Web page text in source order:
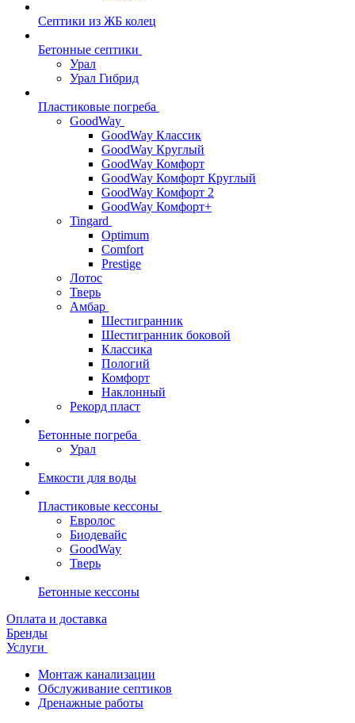
Септики из ЖБ колец
Бетонные септики
Урал
Урал Гибрид
Пластиковые погреба
GoodWay
GoodWay Классик
GoodWay Круглый
GoodWay Комфорт
GoodWay Комфорт Круглый
GoodWay Комфорт 2
GoodWay Комфорт+
Tingard
Optimum
Comfort
Prestige
Лотос
Тверь
Амбар
Шестигранник
Шестигранник боковой
Классика
Пологий
Комфорт
Наклонный
Рекорд пласт
Бетонные погреба
Урал
Емкости для воды
Пластиковые кессоны
Евролос
Биодевайс
GoodWay
Тверь
Бетонные кессоны
Оплата и доставка
Бренды
Услуги
Монтаж канализации
Обслуживание септиков
Дренажные работы